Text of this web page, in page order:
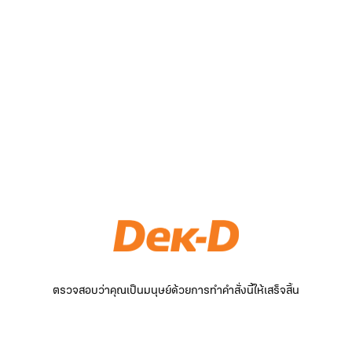
ตรวจสอบว่าคุณเป็นมนุษย์ด้วยการทำคำสั่งนี้ให้เสร็จสิ้น